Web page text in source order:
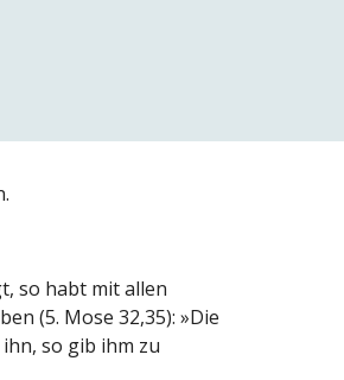
so habt mit allen
(5. Mose 32,35): »Die
so gib ihm zu